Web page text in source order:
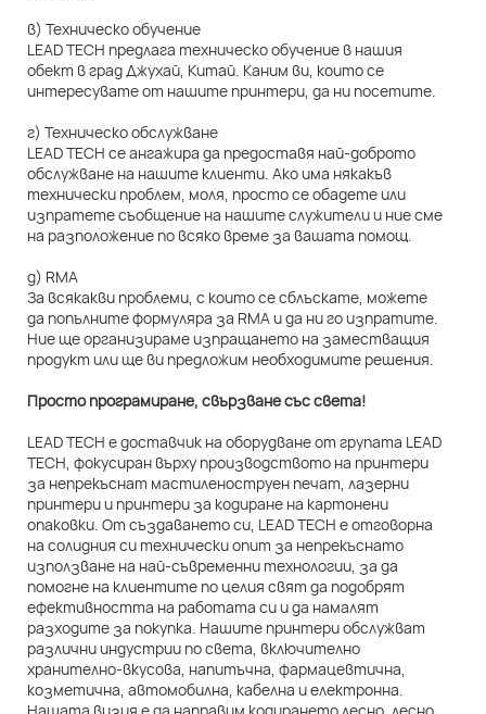
в) Техническо обучение
LEAD TECH предлага техническо обучение в нашия
обект в град Джухай, Китай. Каним ви, които се
интересувате от нашите принтери, да ни посетите.
г) Техническо обслужване
LEAD TECH се ангажира да предоставя най-доброто
обслужване на нашите клиенти. Ако има някакъв
технически проблем, моля, просто се обадете или
изпратете съобщение на нашите служители и ние сме
на разположение по всяко време за вашата помощ.
д) RMA
За всякакви проблеми, с които се сблъскате, можете
да попълните формуляра за RMA и да ни го изпратите.
Ние ще организираме изпращането на заместващия
продукт или ще ви предложим необходимите решения.
Просто програмиране, свързване със света!
LEAD TECH е доставчик на оборудване от групата LEAD
TECH, фокусиран върху производството на принтери
за непрекъснат мастиленоструен печат, лазерни
принтери и принтери за кодиране на картонени
опаковки. От създаването си, LEAD TECH е отговорна
на солидния си технически опит за непрекъснато
използване на най-съвременни технологии, за да
помогне на клиентите по целия свят да подобрят
ефективността на работата си и да намалят
разходите за покупка. Нашите принтери обслужват
различни индустрии по света, включително
хранително-вкусова, напитъчна, фармацевтична,
козметична, автомобилна, кабелна и електронна.